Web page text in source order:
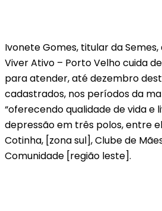
Ivonete Gomes, titular da
Viver Ativo – Porto Velho cuida
para atender, até dezembro
cadastrados, nos períodos da
“oferecendo qualidade de vida e
depressão em três polos, entre
Cotinha, [zona sul], Clube de
Comunidade [região leste].